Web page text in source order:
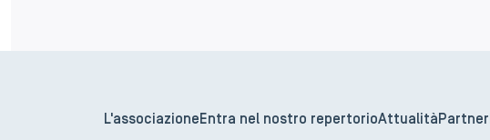
L'associazione Entra nel nostro repertorioAttualità Partner